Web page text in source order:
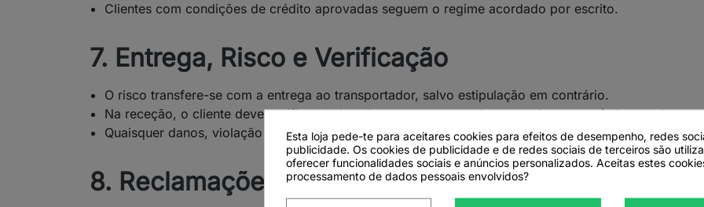
Clientes com condições de crédito aprovadas seguem o regime acordado por escrito.
7. Entrega, Risco e Verificação
O risco transfere-se com a entrega ao transportador, salvo estipulação em contrário.
Na receção, o cliente deve verificar de imediato o estado exterior das caixas e conferir
Quaisquer danos, violação ou falta de volumes devem ser assinalados na guia do transportador e
8. Reclamações e Prazos
Esta loja pede-te para aceitares cookies para efeitos de desempenho, redes
publicidade. Os cookies de publicidade e de redes sociais de terceiros são
oferecer funcionalidades sociais e anúncios personalizados. Aceitas estes
processamento de dados pessoais envolvidos?